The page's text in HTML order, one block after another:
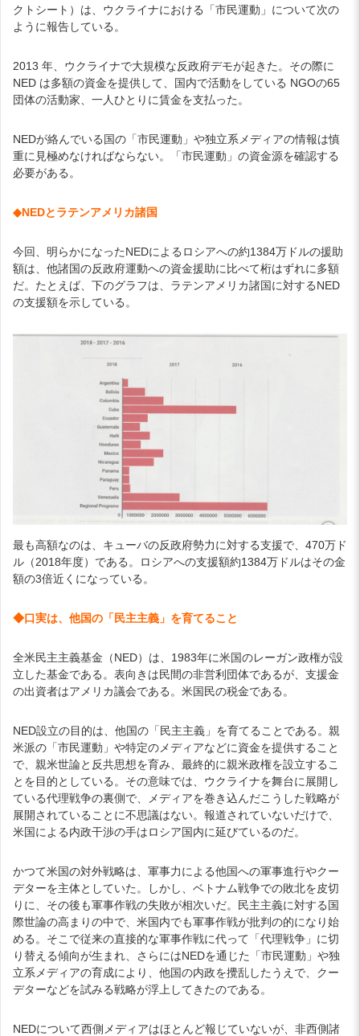
クトシート）は、ウクライナにおける「市民運動」について次の
ように報告している。
2013 年、ウクライナで大規模な反政府デモが起きた。その際に
NED は多額の資金を提供して、国内で活動をしている NGOの65
団体の活動家、一人ひとりに賃金を支払った。
NEDが絡んでいる国の「市民運動」や独立系メディアの情報は慎
重に見極めなければならない。「市民運動」の資金源を確認する
必要がある。
◆NEDとラテンアメリカ諸国
今回、明らかになったNEDによるロシアへの約1384万ドルの援助
額は、他諸国の反政府運動への資金援助に比べて桁はずれに多額
だ。たとえば、下のグラフは、ラテンアメリカ諸国に対するNED
の支援額を示している。
最も高額なのは、キューバの反政府勢力に対する支援で、470万ド
ル（2018年度）である。ロシアへの支援額約1384万ドルはその金
額の3倍近くになっている。
◆口実は、他国の「民主主義」を育てること
全米民主主義基金（NED）は、1983年に米国のレーガン政権が設
立した基金である。表向きは民間の非営利団体であるが、支援金
の出資者はアメリカ議会である。米国民の税金である。
NED設立の目的は、他国の「民主主義」を育てることである。親
米派の「市民運動」や特定のメディアなどに資金を提供すること
で、親米世論と反共思想を育み、最終的に親米政権を設立するこ
とを目的としている。その意味では、ウクライナを舞台に展開し
ている代理戦争の裏側で、メディアを巻き込んだこうした戦略が
展開されていることに不思議はない。報道されていないだけで、
米国による内政干渉の手はロシア国内に延びているのだ。
かつて米国の対外戦略は、軍事力による他国への軍事進行やクー
デターを主体としていた。しかし、ベトナム戦争での敗北を皮切
りに、その後も軍事作戦の失敗が相次いだ。民主主義に対する国
際世論の高まりの中で、米国内でも軍事作戦が批判の的になり始
める。そこで従来の直接的な軍事作戦に代って「代理戦争」に切
り替える傾向が生まれ、さらにはNEDを通じた「市民運動」や独
立系メディアの育成により、他国の内政を攪乱したうえで、クー
デターなどを試みる戦略が浮上してきたのである。
NEDについて西側メディアはほとんど報じていないが、非西側諸